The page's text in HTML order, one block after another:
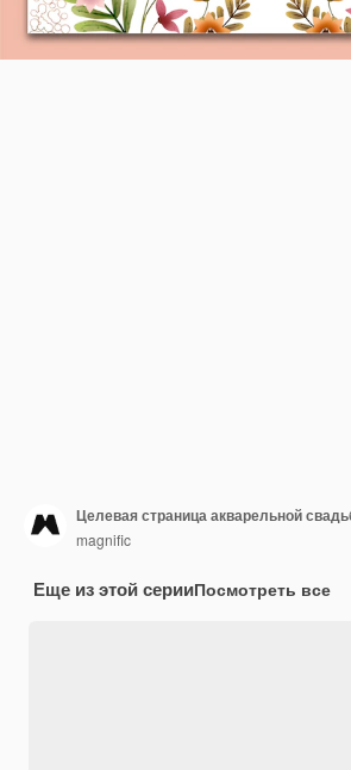
Целевая страница акварельной
magnific
Еще из этой серииПосмотреть все